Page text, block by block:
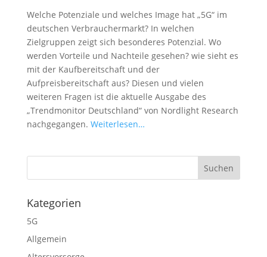
Welche Potenziale und welches Image hat „5G“ im
deutschen Verbrauchermarkt? In welchen
Zielgruppen zeigt sich besonderes Potenzial. Wo
werden Vorteile und Nachteile gesehen? wie sieht es
mit der Kaufbereitschaft und der
Aufpreisbereitschaft aus? Diesen und vielen
weiteren Fragen ist die aktuelle Ausgabe des
„Trendmonitor Deutschland“ von Nordlight Research
nachgegangen. Weiterlesen…
Kategorien
5G
Allgemein